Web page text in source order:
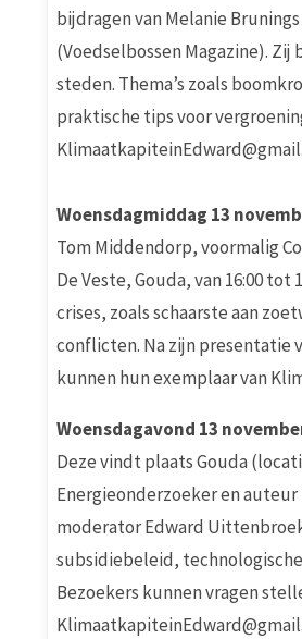
bijdragen van Melanie
(Voedselbossen Magazine).
steden. Thema’s zoals
praktische tips voor
Woensdagmiddag 13
Tom Middendorp, voormalig
De Veste, Gouda, van 16:00
crises, zoals schaarste aan
conflicten. Na zijn presentatie
kunnen hun exemplaar van
Woensdagavond 13
Deze vindt plaats Gouda
Energieonderzoeker en
moderator Edward
subsidiebeleid,
Bezoekers kunnen vragen